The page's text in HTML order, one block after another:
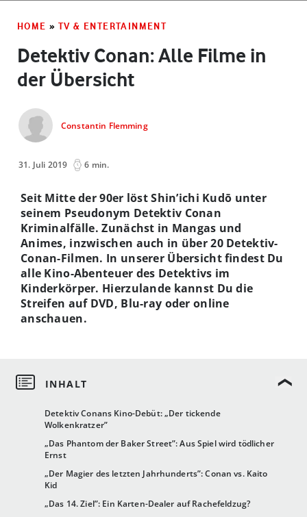
HOME » TV & ENTERTAINMENT
Detektiv Conan: Alle Filme in
der Übersicht
Constantin Flemming
31. Juli 2019 6 min.
Detektiv Conans Kino-Debüt: „Der tickende
Wolkenkratzer”
„Das Phantom der Baker Street”: Aus Spiel wird tödlicher
Ernst
„Der Magier des letzten Jahrhunderts”: Conan vs. Kaito
Kid
„Das 14. Ziel”: Ein Karten-Dealer auf Rachefeldzug?
Seit Mitte der 90er löst Shin’ichi Kudō unter
seinem Pseudonym Detektiv Conan
Kriminalfälle. Zunächst in Mangas und
Animes, inzwischen auch in über 20 Detektiv-
Conan-Filmen. In unserer Übersicht findest Du
alle Kino-Abenteuer des Detektivs im
Kinderkörper. Hierzulande kannst Du die
Streifen auf DVD, Blu-ray oder online
anschauen.